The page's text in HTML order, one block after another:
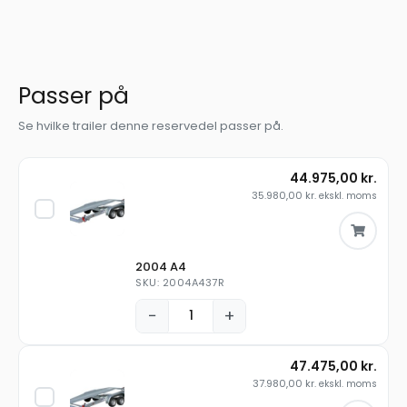
Passer på
Se hvilke trailer denne reservedel passer på.
2004 A4
SKU: 2004A437R
− +
44.975,00 kr.
35.980,00 kr. ekskl. moms
47.475,00 kr.
37.980,00 kr. ekskl. moms